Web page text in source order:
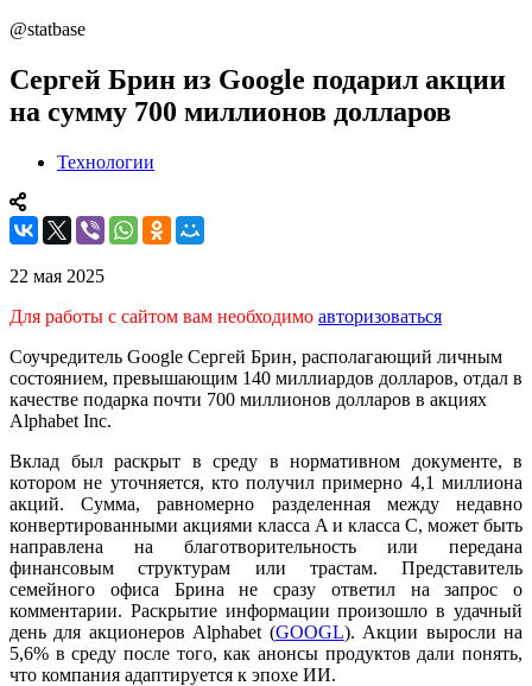
@statbase
Сергей Брин из Google подарил акции
на сумму 700 миллионов долларов
Технологии
22 мая 2025
Для работы с сайтом вам необходимо авторизоваться
Соучредитель Google Сергей Брин, располагающий личным
состоянием, превышающим 140 миллиардов долларов, отдал в
качестве подарка почти 700 миллионов долларов в акциях
Alphabet Inc.
Вклад был раскрыт в среду в нормативном документе, в
котором не уточняется, кто получил примерно 4,1 миллиона
акций. Сумма, равномерно разделенная между недавно
конвертированными акциями класса A и класса C, может быть
направлена ​​на благотворительность или передана
финансовым структурам или трастам. Представитель
семейного офиса Брина не сразу ответил на запрос о
комментарии. Раскрытие информации произошло в удачный
день для акционеров Alphabet (GOOGL). Акции выросли на
5,6% в среду после того, как анонсы продуктов дали понять,
что компания адаптируется к эпохе ИИ.